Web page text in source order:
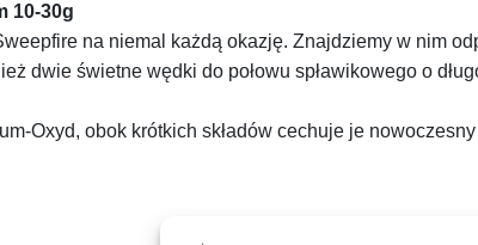
10-30g
na niemal każdą okazję. Znajdziemy w nim
dwie świetne wędki do połowu spławikowego o
Oxyd, obok krótkich składów cechuje je